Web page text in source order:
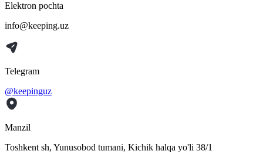
Elektron pochta
info@keeping.uz
Telegram
@keepinguz
Manzil
Toshkent sh, Yunusobod tumani, Kichik halqa yo'li 38/1